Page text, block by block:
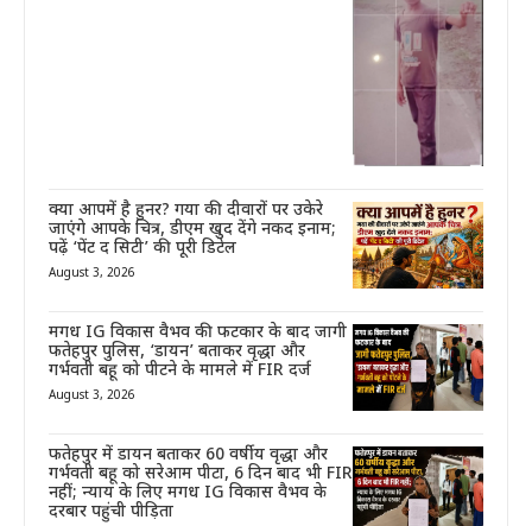
क्या आपमें है हुनर? गया की दीवारों पर उकेरे
जाएंगे आपके चित्र, डीएम खुद देंगे नकद इनाम;
पढ़ें ‘पेंट द सिटी’ की पूरी डिटेल
August 3, 2026
मगध IG विकास वैभव की फटकार के बाद जागी
फतेहपुर पुलिस, ‘डायन’ बताकर वृद्धा और
गर्भवती बहू को पीटने के मामले में FIR दर्ज
August 3, 2026
फतेहपुर में डायन बताकर 60 वर्षीय वृद्धा और
गर्भवती बहू को सरेआम पीटा, 6 दिन बाद भी FIR
नहीं; न्याय के लिए मगध IG विकास वैभव के
दरबार पहुंची पीड़िता